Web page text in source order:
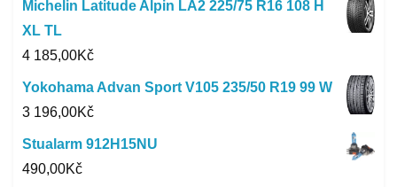
Michelin Latitude Alpin LA2 225/75 R16 108 H
XL TL
4 185,00Kč
Yokohama Advan Sport V105 235/50 R19 99 W
3 196,00Kč
Stualarm 912H15NU
490,00Kč